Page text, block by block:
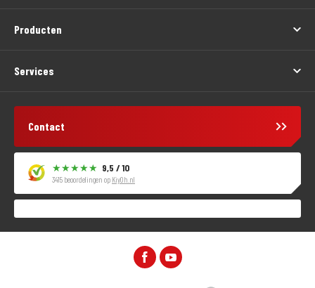
Producten
Services
Contact
9,5 / 10
3415 beoordelingen op KiyOh.nl